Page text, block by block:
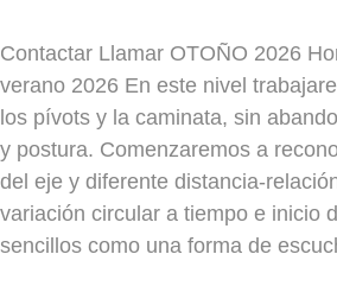
Contactar Llamar OTOÑO 2026
verano 2026 En este nivel
los pívots y la caminata, sin
y postura. Comenzaremos a
del eje y diferente distancia-
variación circular a tiempo e inicio
sencillos como una forma de